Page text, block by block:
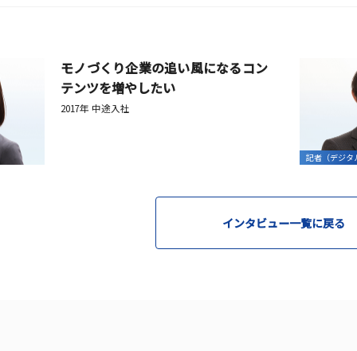
モノづくり企業の追い風になるコン
テンツを増やしたい
2017年 中途入社
記者（デジタ
インタビュー一覧に戻る